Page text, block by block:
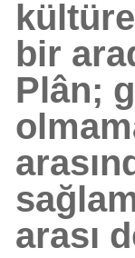
bir
Plân;
arası